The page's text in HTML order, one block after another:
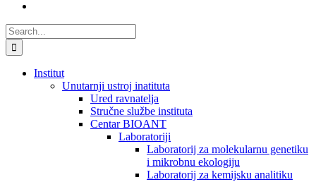
Search
for:
Institut
Unutarnji ustroj inatituta
Ured ravnatelja
Stručne službe instituta
Centar BIOANT
Laboratoriji
Laboratorij za molekularnu genetiku
i mikrobnu ekologiju
Laboratorij za kemijsku analitiku